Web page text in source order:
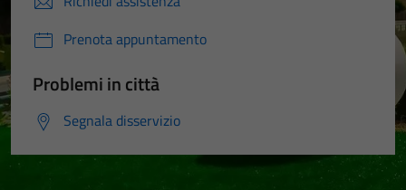
Prenota appuntamento
Problemi in città
Segnala disservizio